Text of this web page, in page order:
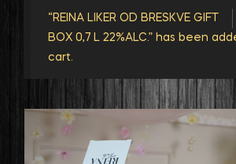
“REINA LIKER OD BRESKVE GIFT
BOX 0,7 L 22%ALC.” has been
cart.